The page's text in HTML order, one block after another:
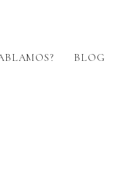
BLOG